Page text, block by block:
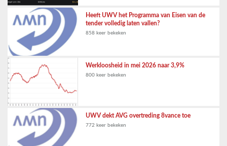
Heeft UWV het Programma van Eisen van de
tender volledig laten vallen?
858 keer bekeken
Werkloosheid in mei 2026 naar 3,9%
800 keer bekeken
UWV dekt AVG overtreding 8vance toe
772 keer bekeken